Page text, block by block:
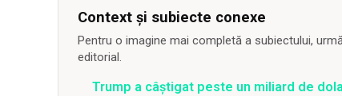
Context și subiecte conexe
Pentru o imagine mai completă a subiectului,
editorial.
Trump a câștigat peste un miliard de